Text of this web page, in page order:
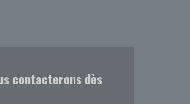
contacterons dès